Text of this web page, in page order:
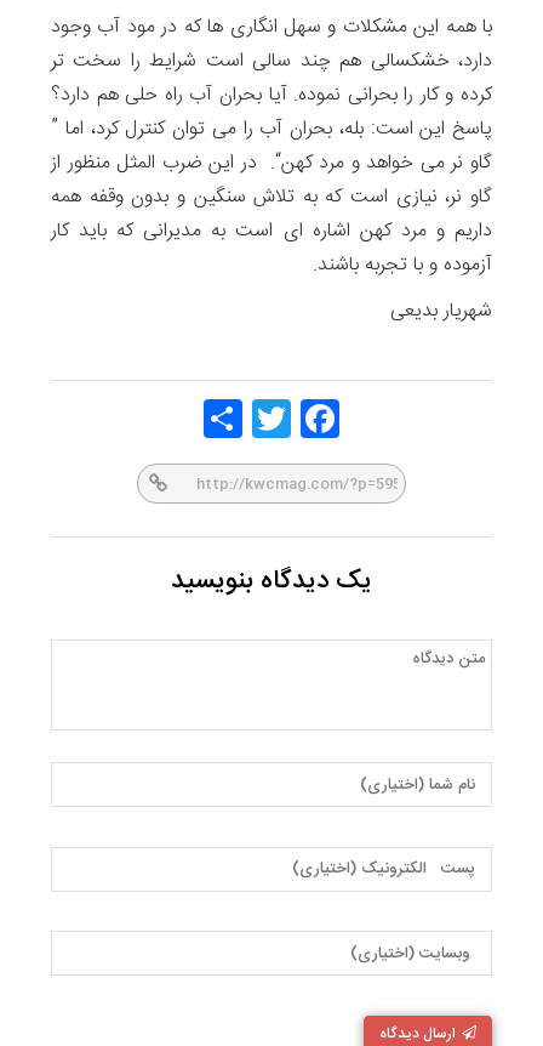
با همه این مشکلات و سهل انگاری ها که در مود آب وجود
دارد، خشکسالی هم چند سالی است شرایط را سخت تر
کرده و کار را بحرانی نموده. آیا بحران آب راه حلی هم دارد؟
پاسخ این است: بله، بحران آب را می توان کنترل کرد، اما ”
گاو نر می خواهد و مرد کهن“. در این ضرب المثل منظور از
گاو نر، نیازی است که به تلاش سنگین و بدون وقفه همه
داریم و مرد کهن اشاره ای است به مدیرانی که باید کار
آزموده و با تجربه باشند.
شهریار بدیعی
Face
book
Twitt
er
یک دیدگاه بنویسید
ارسال دیدگاه